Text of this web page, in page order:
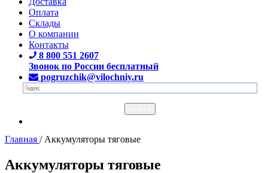
Оплата
Склады
О компании
Контакты
8 800 551 2607
Звонок по России бесплатный
pogruzchik@vilochniy.ru
Главная / Аккумуляторы тяговые
Аккумуляторы тяговые